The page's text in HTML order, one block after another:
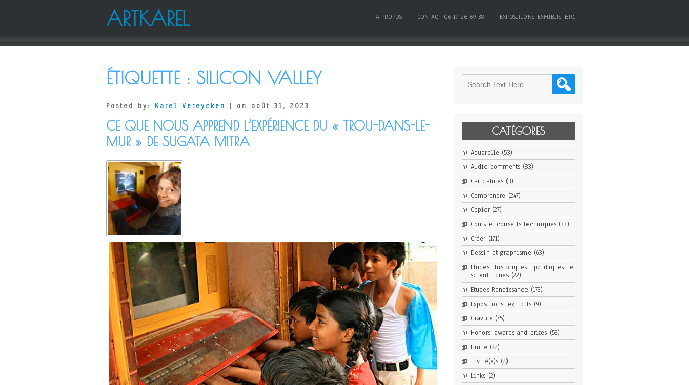
ARTKAREL A PROPOS CONTACT: 06 19 26 69 38 EXPOSITIONS, EXHIBITS, ETC.
ÉTIQUETTE : SILICON VALLEY
Posted by: Karel Vereycken | on août 31, 2023
CE QUE NOUS APPREND L’EXPÉRIENCE DU « TROU-DANS-LE-
MUR » DE SUGATA MITRA
CATÉGORIES
Aquarelle (53)
Audio comments(33)
Caricatures(3)
Comprendre (247)
Copier(27)
Cours et conseils techniques(33)
Créer(171)
Dessin et graphisme (63)
Etudes historiques, politiques et
scientifiques(22)
Etudes Renaissance (173)
Expositions, exhibits(9)
Gravure (75)
Honors, awards and prizes(53)
Huile (32)
Invité(e)s(2)
Links(2)